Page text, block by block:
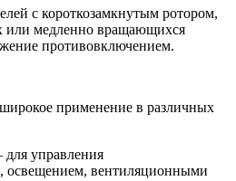
с короткозамкнутым ротором,
или медленно вращающихся
противовключением.
применение в различных
управления
освещением, вентиляционными